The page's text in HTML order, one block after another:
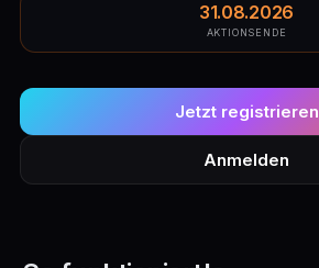
31.08.2026
AKTIONSENDE
Jetzt registrieren
Anmelden